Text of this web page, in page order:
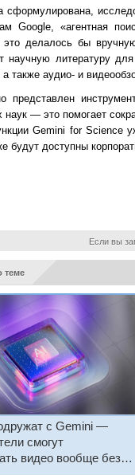
сформулирована,
Google, «агентная
делалось бы
научную литературу
также аудио- и
представлен
наук — это помогает
Gemini for Science
будут доступны
Если вы
теме
с Gemini —
смогут
видео вообще без